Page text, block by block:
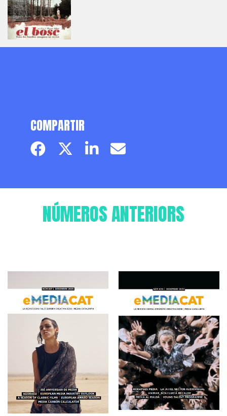
COMPARTIR
Facebook pageTwitter page
LinkedinEmail
NÚMEROS ANTERIORS